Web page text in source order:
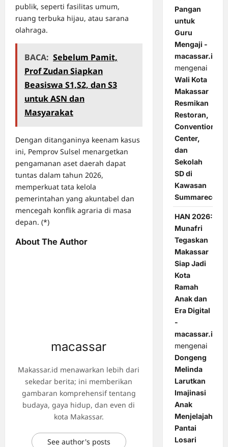
publik, seperti fasilitas umum,
ruang terbuka hijau, atau sarana
olahraga.
BACA: Sebelum Pamit,
Prof Zudan Siapkan
Beasiswa S1,S2, dan S3
untuk ASN dan
Masyarakat
Dengan ditanganinya keenam kasus
ini, Pemprov Sulsel menargetkan
pengamanan aset daerah dapat
tuntas dalam tahun 2026,
memperkuat tata kelola
pemerintahan yang akuntabel dan
mencegah konflik agraria di masa
depan. (*)
About The Author
macassar
Makassar.id menawarkan lebih dari
sekedar berita; ini memberikan
gambaran komprehensif tentang
budaya, gaya hidup, dan even di
kota Makassar.
See author's posts
Pangan
untuk
Guru
Mengaji -
macassar.id
mengenai
Wali Kota
Makassar
Resmikan
Restoran,
Convention
Center,
dan
Sekolah
SD di
Kawasan
Summarecon
HAN 2026:
Munafri
Tegaskan
Makassar
Siap Jadi
Kota
Ramah
Anak dan
Era Digital
-
macassar.id
mengenai
Dongeng
Melinda
Larutkan
Imajinasi
Anak
Menjelajah
Pantai
Losari